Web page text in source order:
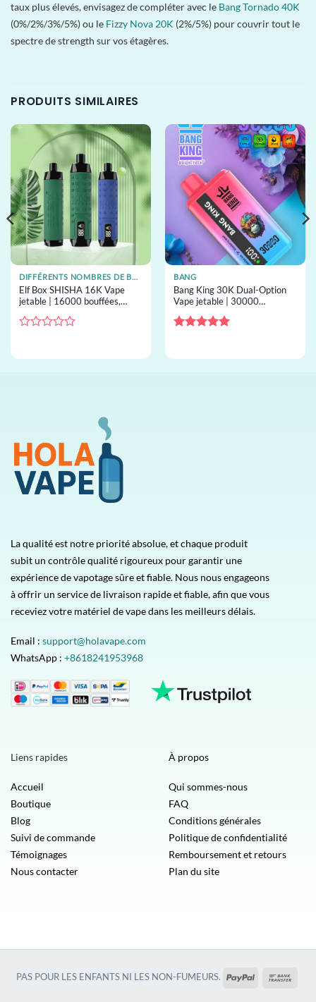
taux plus élevés, envisagez de compléter avec le Bang Tornado 40K
(0%/2%/3%/5%) ou le Fizzy Nova 20K (2%/5%) pour couvrir tout le
spectre de strength sur vos étagères.
PRODUITS SIMILAIRES
DIFFÉRENTS NOMBRES DE BOUFFÉES DE VAPES JETABLES
Elf Box SHISHA 16K Vape
jetable | 16000 bouffées,
mesh, vape jetable en gros
sur
BANG
Bang King 30K Dual-Option
Vape jetable | 30000
bouffées, 2 saveurs, vape
jetable en gros
La qualité est notre priorité absolue, et chaque produit
subit un contrôle qualité rigoureux pour garantir une
expérience de vapotage sûre et fiable. Nous nous engageons
à offrir un service de livraison rapide et fiable, afin que vous
receviez votre matériel de vape dans les meilleurs délais.
Email : support@holavape.com
WhatsApp : +8618241953968
Liens rapides
Accueil
Boutique
Blog
Suivi de commande
Témoignages
Nous contacter
À propos
Qui sommes-nous
FAQ
Conditions générales
Politique de confidentialité
Remboursement et retours
Plan du site
PAS POUR LES ENFANTS NI LES NON-FUMEURS. PayPal